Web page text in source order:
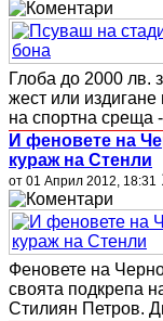
Глоба до 2000 лв.
жест или
на спортна среща
И феновете на
кураж на Стенли
от 01 Април 2012, 18:31
Феновете на
своята подкрепа
Стилиян Петров.